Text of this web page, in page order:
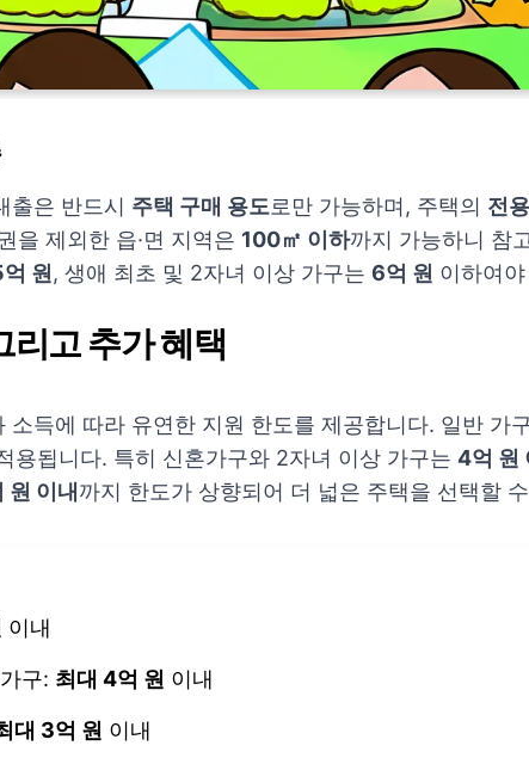
출은 반드시 주택 구매 용도로만 가능하며, 주택의 전
을 제외한 읍·면 지역은 100㎡ 이하까지 가능하니 참
원 , 생애 최초 및 2자녀 이상 가구는 6억 원 이하여
리고 추가 혜택
소득에 따라 유연한 지원 한도를 제공합니다. 일반 가
용됩니다. 특히 신혼가구와 2자녀 이상 가구는 4억 원
원 이내 까지 한도가 상향되어 더 넓은 주택을 선택할
이내
구: 최대 4억 원 이내
대 3억 원 이내